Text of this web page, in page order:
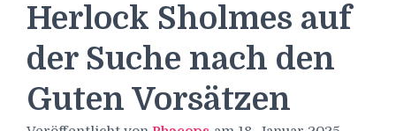
Herlock Sholmes auf
der Suche nach den
Guten Vorsätzen